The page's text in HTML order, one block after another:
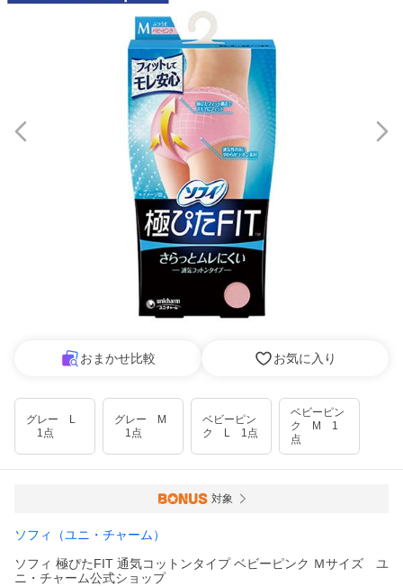
おまかせ比較 お気に入り
グレー L
1点
グレー M
1点
ベビーピン
ク L 1点
ベビーピン
ク M 1
点
対象
ソフィ（ユニ・チャーム）
ソフィ 極ぴたFIT 通気コットンタイプ ベビーピンク Ｍサイズ ユ
ニ・チャーム公式ショップ